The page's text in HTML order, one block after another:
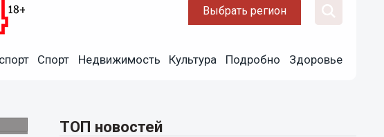
Выбрать регион
Спорт Недвижимость Культура Подробно Здоровье
ТОП новостей